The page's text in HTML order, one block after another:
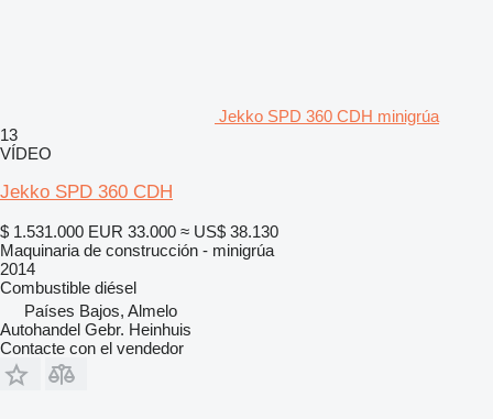
Jekko SPD 360 CDH minigrúa
13
VÍDEO
Jekko SPD 360 CDH
$ 1.531.000 EUR 33.000 ≈ US$ 38.130
Maquinaria de construcción - minigrúa
2014
Combustible diésel
Países Bajos, Almelo
Autohandel Gebr. Heinhuis
Contacte con el vendedor